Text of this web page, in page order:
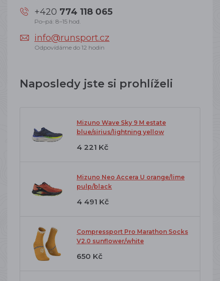
+420 774 118 065
Po–pá: 8–15 hod.
info@runsport.cz
Odpovídáme do 12 hodin
Naposledy jste si prohlíželi
Mizuno Wave Sky 9 M estate
blue/sirius/lightning yellow
4 221 Kč
Mizuno Neo Accera U orange/lime
pulp/black
4 491 Kč
Compressport Pro Marathon Socks
V2.0 sunflower/white
650 Kč